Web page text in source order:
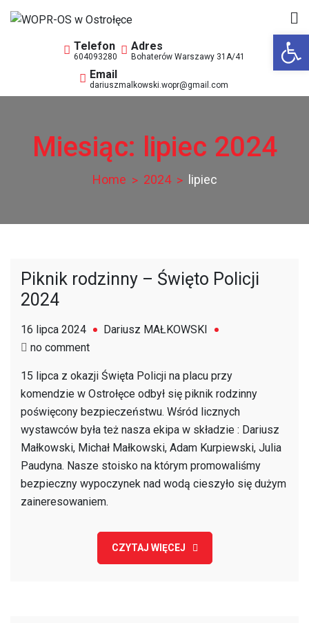
Skip
WOPR-OS w Ostrołęce
604093280 Bohaterów Warszawy 31A/41
dariuszmalkowski.wopr@gmail.com
Miesiąc: lipiec 2024
Home 2024 lipiec
Piknik rodzinny – Święto Policji
2024
16 lipca 2024
Dariusz MAŁKOWSKI
no commenton
rodzinny
–
Święto
Policji
2024
15 lipca z okazji Święta Policji na placu przy
komendzie w Ostrołęce odbył się piknik rodzinny
poświęcony bezpieczeństwu. Wśród licznych
wystawców była też nasza ekipa w składzie : Dariusz
Małkowski, Michał Małkowski, Adam Kurpiewski, Julia
Paudyna. Nasze stoisko na którym promowaliśmy
bezpieczny wypoczynek nad wodą cieszyło się dużym
zaineresowaniem.
CZYTAJ WIĘCEJ